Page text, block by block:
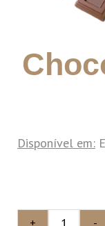
Disponível em:
+ -